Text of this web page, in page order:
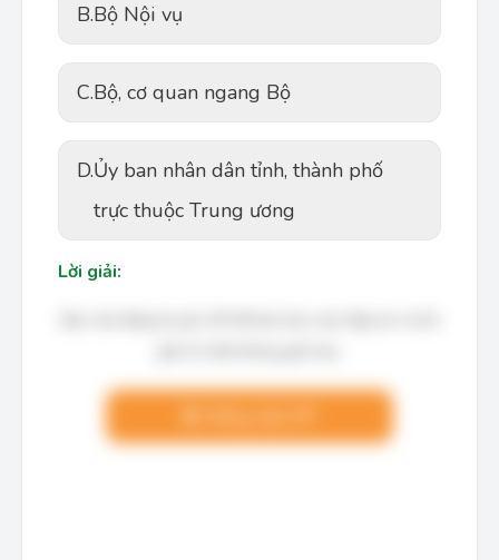
B.Bộ Nội vụ
C.Bộ, cơ quan ngang Bộ
D.Ủy ban nhân dân tỉnh, thành phố
trực thuộc Trung ương
Lời giải: